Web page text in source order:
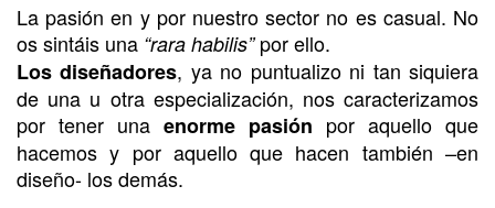
La pasión en y por nuestro sector no es casual. No
os sintáis una “rara habilis”por ello.
Los diseñadores, ya no puntualizo ni tan siquiera
de una u otra especialización, nos caracterizamos
por tener una enorme pasión por aquello que
hacemos y por aquello que hacen también –en
diseño- los demás.